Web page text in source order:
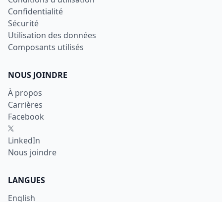
Confidentialité
Sécurité
Utilisation des données
Composants utilisés
NOUS JOINDRE
À propos
Carrières
Facebook
X
LinkedIn
Nous joindre
LANGUES
English